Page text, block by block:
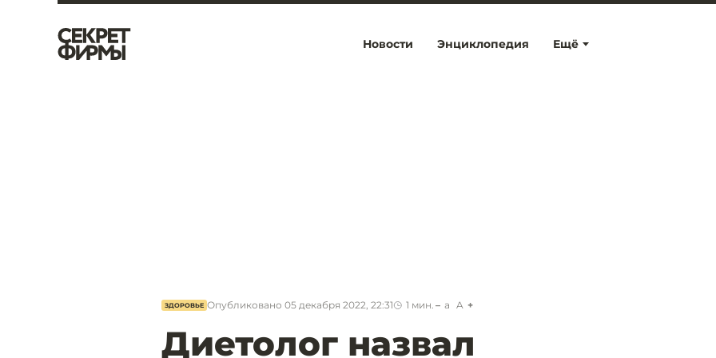
Ещё
Новости Энциклопедия
ЗДОРОВЬЕ Опубликовано 05 декабря 2022, 22:31 1 мин. a A
Диетолог назвал